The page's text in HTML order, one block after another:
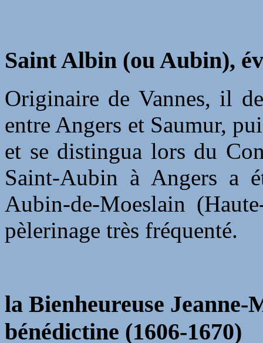
Saint Albin (ouAubin),
Originaire de Vannes, il
entre Angers et Saumur,
et se distingua lors du
Saint-Aubin à Angers a
Aubin-de-Moeslain
pèlerinage très fréquenté.
la Bienheureuse Jeanne-
bénédictine (1606-1670)